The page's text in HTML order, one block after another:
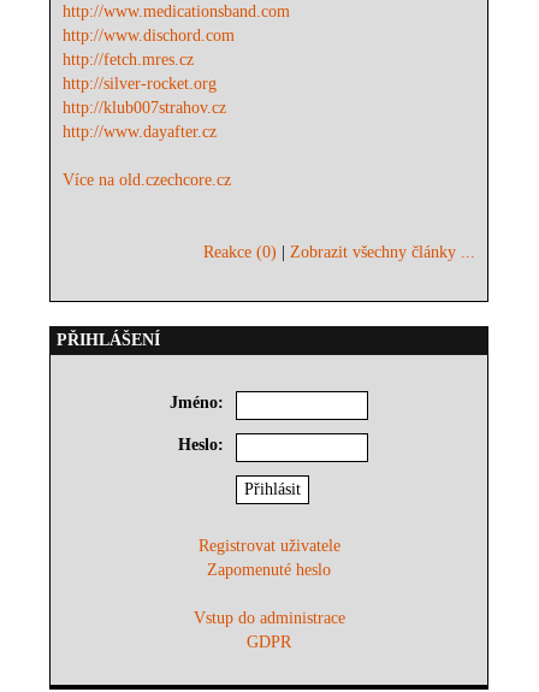
http://www.medicationsband.com
http://www.dischord.com
http://fetch.mres.cz
http://silver-rocket.org
http://klub007strahov.cz
http://www.dayafter.cz
Více na old.czechcore.cz
Reakce (0) |Zobrazit všechny články ...
PŘIHLÁŠENÍ
Jméno:
Heslo:
Registrovat uživatele
Zapomenuté heslo
Vstup do administrace
GDPR